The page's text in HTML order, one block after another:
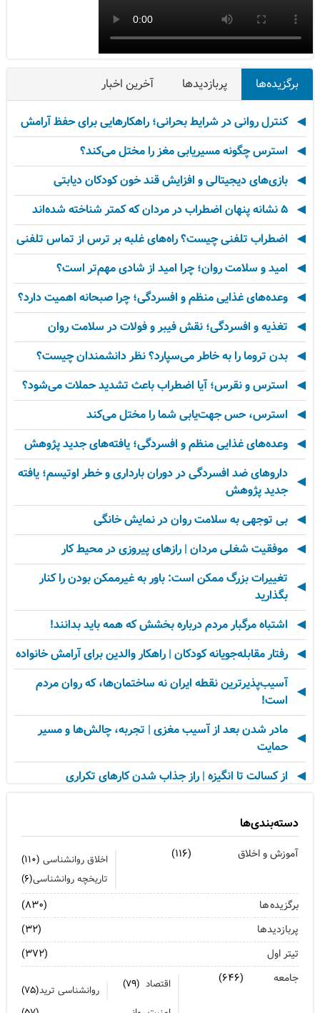
برگزیده‌ها پربازدیدها آخرین اخبار
کنترل روانی در شرایط بحرانی؛ راهکارهایی برای حفظ آرامش
استرس چگونه مسیریابی مغز را مختل می‌کند؟
بازی‌های دیجیتالی و افزایش قند خون کودکان دیابتی
۵ نشانه پنهان اضطراب در مردان که کمتر شناخته شده‌اند
اضطراب تلفنی چیست؟ راه‌های غلبه بر ترس از تماس تلفنی
امید و سلامت روان؛ چرا امید از شادی مهم‌تر است؟
وعده‌های غذایی منظم و افسردگی؛ چرا صبحانه اهمیت دارد؟
تغذیه و افسردگی؛ نقش فیبر و فولات در سلامت روان
بدن تروما را به خاطر می‌سپارد؟ نظر دانشمندان چیست؟
استرس و نقرس؛ آیا اضطراب باعث تشدید حملات می‌شود؟
استرس، حس جهت‌یابی شما را مختل می‌کند
وعده‌های غذایی منظم و افسردگی؛ یافته‌های جدید پژوهش
داروهای ضد افسردگی در دوران بارداری و خطر اوتیسم؛ یافته
جدید پژوهش
بی توجهی به سلامت روان در نمایش خانگی
موفقیت شغلی مردان | رازهای پیروزی در محیط کار
تغییرات بزرگ ممکن است: باور به غیرممکن بودن را کنار
بگذارید
اشتباه مرگبار مردم درباره بخشش که همه باید بدانند!
رفتار مقابله‌جویانه کودکان | راهکار والدین برای آرامش خانواده
آسیب‌پذیرترین نقطه ایران نه ساختمان‌ها، که روان مردم
است!
مادر شدن بعد از آسیب مغزی | تجربه، چالش‌ها و مسیر
حمایت
از کسالت تا انگیزه | راز جذاب شدن کارهای تکراری
ترندهای عاشقی ۲۰۲۶ که همه را شوکه می‌کند!
رهبران خاکستری | وقتی خم کردن قوانین، قدرت می‌آورد
فناوری‌های نوین جایگزین تجربه انسانی در روان‌شناسی
نیستند
روان‌شناسی زرد | جاذبه‌ها، چالش‌ها و آسیب‌ها
زمان ترک شغل فرا رسیده است؟ ۷ نشانه که نباید نادیده
بگیرید
دسته‌بندی‌ها
آموزش و اخلاق (۱۱۶) اخلاق روانشناسی (۱۱۰)
تاریخچه روانشناسی(۶)
برگزیده ها
(۸۳۰)
پربازدیدها
(۳۲)
تیتر اول
(۳۷۲)
جامعه
(۶۴۶) اقتصاد (۷۹) روانشناسی ترید(۷۵)